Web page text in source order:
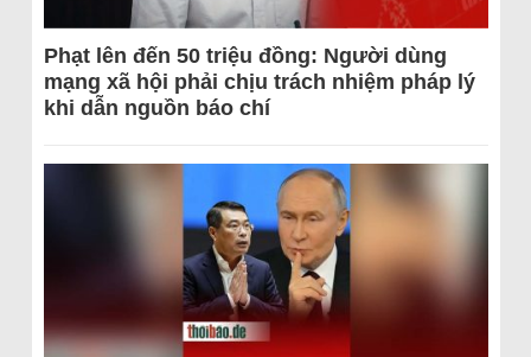
Phạt lên đến 50 triệu đồng: Người dùng
mạng xã hội phải chịu trách nhiệm pháp lý
khi dẫn nguồn báo chí